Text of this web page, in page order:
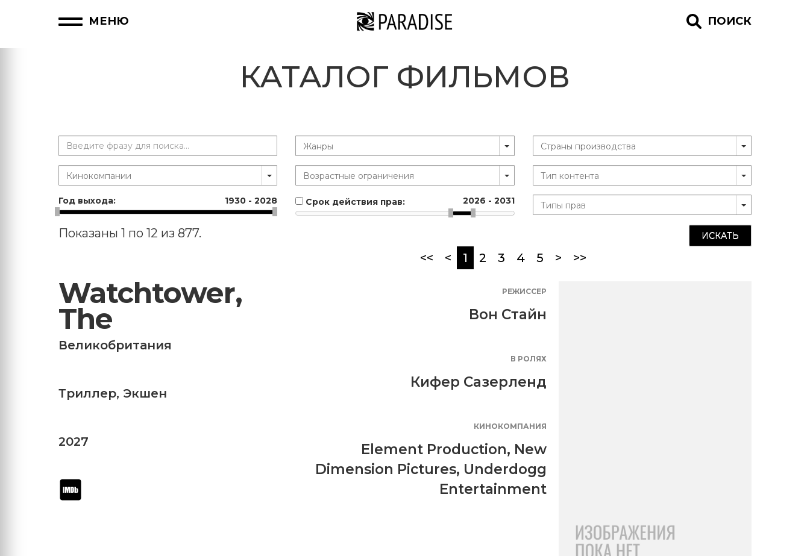
МЕНЮ ПОИСК
КАТАЛОГ ФИЛЬМОВ
Год выхода: 1930 -2028 Срок действия прав: 2026 - 2031
ИСКАТЬ
Показаны 1 по 12 из 877.
<<
< 1 (current)
2 3 4 5 > >>
Watchtower,
The
Великобритания
Триллер, Экшен
2027
РЕЖИССЕР
Вон Стайн
В РОЛЯХ
Кифер Сазерленд
КИНОКОМПАНИЯ
Element Production, New
Dimension Pictures, Underdogg
Entertainment